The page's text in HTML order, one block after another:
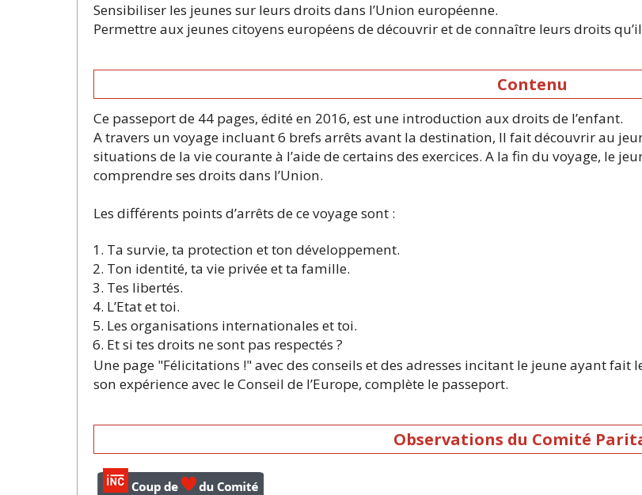
Sensibiliser les jeunes sur leurs droits dans l’Union européenne.
Permettre aux jeunes citoyens européens de découvrir et de connaître leurs droits
Contenu
Ce passeport de 44 pages, édité en 2016, est une introduction aux droits de l’enfant.
A travers un voyage incluant 6 brefs arrêts avant la destination, Il fait découvrir au
situations de la vie courante à l’aide de certains des exercices. A la fin du voyage, le
comprendre ses droits dans l’Union.
Les différents points d’arrêts de ce voyage sont :
Ta survie, ta protection et ton développement.
Ton identité, ta vie privée et ta famille.
Tes libertés.
L’Etat et toi.
Les organisations internationales et toi.
Et si tes droits ne sont pas respectés ?
Une page "Félicitations !" avec des conseils et des adresses incitant le jeune ayant
son expérience avec le Conseil de l’Europe, complète le passeport.
Observations du Comité